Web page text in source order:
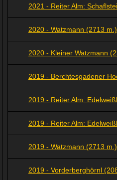
2021 - Reiter Alm:
2020 - Watzmann (2713
2020 - Kleiner Watzmann
2019 - Berchtesgadener
2019 - Reiter Alm:
2019 - Reiter Alm:
2019 - Watzmann (2713
2019 - Vorderberghörnl